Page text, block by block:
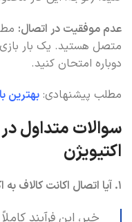
عدم موفقیت در اتصال:
متصل هستید. یک بار
دوباره امتحان کنید.
مطلب پیشنهادی: بهترین
سوالات متداول
اکتیویژن
۱. آیا اتصال اکانت کالاف به اکتیویژن هزینه دارد؟
خیر، این فرآیند